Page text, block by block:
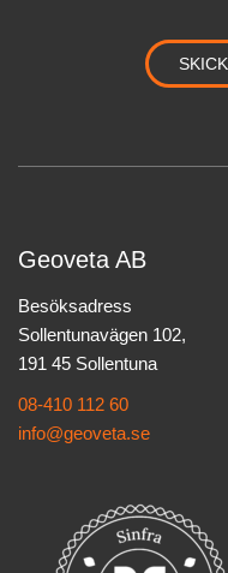
Geoveta AB
Besöksadress
Sollentunavägen 102,
191 45 Sollentuna
08-410 112 60
info@geoveta.se